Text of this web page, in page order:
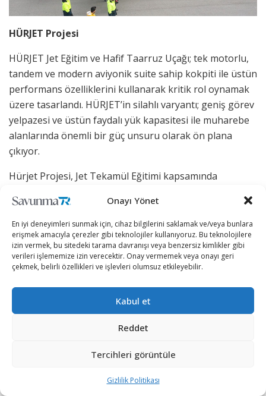
Onayı Yönet
En iyi deneyimleri sunmak için, cihaz bilgilerini saklamak ve/veya bunlara
erişmek amacıyla çerezler gibi teknolojiler kullanıyoruz. Bu teknolojilere
izin vermek, bu sitedeki tarama davranışı veya benzersiz kimlikler gibi
verileri işlememize izin verecektir. Onay vermemek veya onayı geri
çekmek, belirli özellikleri ve işlevleri olumsuz etkileyebilir.
Kabul et
Reddet
Tercihleri görüntüle
Gizlilik Politikası
HÜRJET Projesi
HÜRJET Jet Eğitim ve Hafif Taarruz Uçağı; tek motorlu,
tandem ve modern aviyonik suite sahip kokpiti ile üstün
performans özelliklerini kullanarak kritik rol oynamak
üzere tasarlandı. HÜRJET’in silahlı varyantı; geniş görev
yelpazesi ve üstün faydalı yük kapasitesi ile muharebe
alanlarında önemli bir güç unsuru olarak ön plana
çıkıyor.
Hürjet Projesi, Jet Tekamül Eğitimi kapsamında
kullanılan F-5 uçaklarının yerine Türk Hava Kuvvetleri
envanterine dahil edilmek üzere başlatıldı.
Hizmet süresi 20 yılı aşan Jet Eğitim Uçaklarının yerine
kullanılacak olan HÜRJET’in; sayısı hızla artan 5’inci nesil
konfigürasyonlarına hitap edecek jet eğitim uçağı
olarak kullanılması hedefleniyor.
TUSAŞ HÜRJET Programını; eğitim uçağı/sistem üretimi
ve tasarımında sahip olduğu maliyet etkin bilgi ve
karşılanması amacıyla başlattı.